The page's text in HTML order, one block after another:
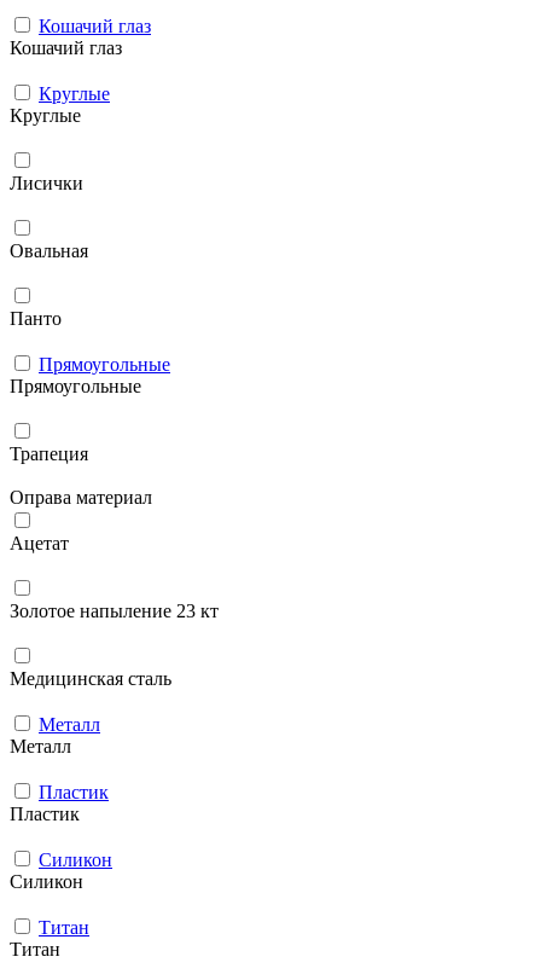
Кошачий глаз
Кошачий глаз
Круглые
Круглые
Лисички
Овальная
Панто
Прямоугольные
Прямоугольные
Трапеция
Оправа материал
Ацетат
Золотое напыление 23 кт
Медицинская сталь
Металл
Металл
Пластик
Пластик
Силикон
Силикон
Титан
Титан